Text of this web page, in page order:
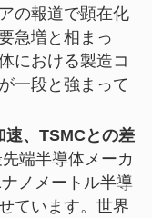
の報道で顕在化
急増と相まっ
における製造コ
一段と強まって
、TSMCとの差
端半導体メーカ
ノメートル半導
ています。世界